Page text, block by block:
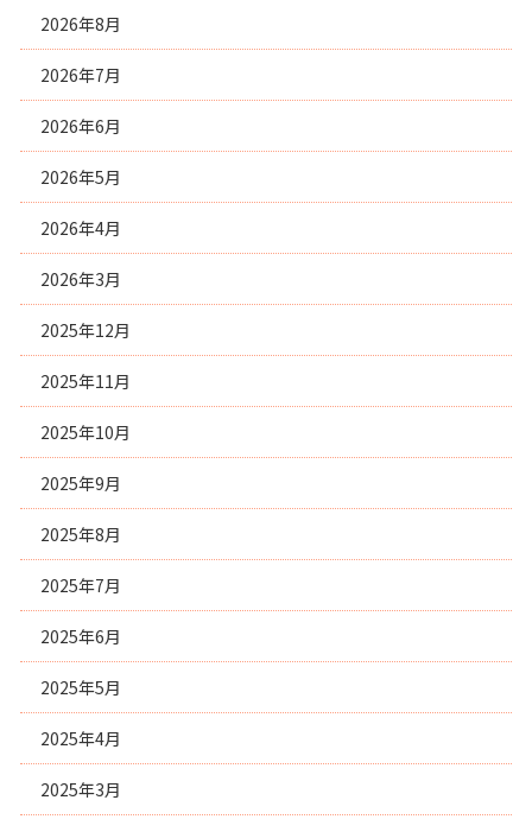
2026年8月
2026年7月
2026年6月
2026年5月
2026年4月
2026年3月
2025年12月
2025年11月
2025年10月
2025年9月
2025年8月
2025年7月
2025年6月
2025年5月
2025年4月
2025年3月